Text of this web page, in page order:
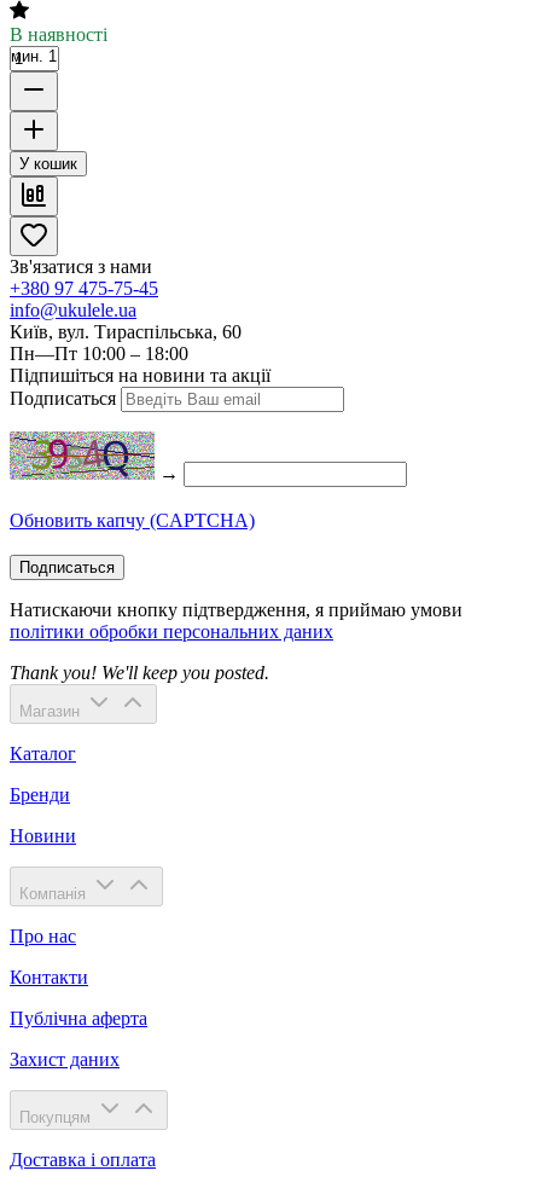
В наявності
мин. 1
У кошик
Зв'язатися з нами
+380 97 475-75-45
info@ukulele.ua
Київ, вул. Тираспільська, 60
Пн—Пт 10:00 – 18:00
Підпишіться на новини та акції
Подписаться
→
Обновить капчу (CAPTCHA)
Подписаться
Натискаючи кнопку підтвердження, я приймаю умови
політики обробки персональних даних
Thank you! We'll keep you posted.
Магазин
Каталог
Бренди
Новини
Компанія
Про нас
Контакти
Публічна аферта
Захист даних
Покупцям
Доставка і оплата